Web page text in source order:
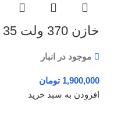
خازن 370 ولت 35 میکروفاراد
موجود در انبار
تومان
افزودن به سبد خرید